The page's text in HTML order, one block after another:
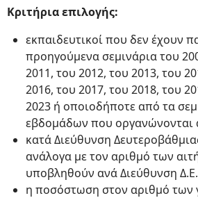
Κριτήρια επιλογής:
εκπαιδευτικοί που δεν έχουν
προηγούμενα σεμινάρια του
2011, του 2012, του 2013, του
2016, του 2017, του 2018, του
2023 ή οποιοδήποτε από τα
εβδομάδων που οργανώνονται
κατά Διεύθυνση
ανάλογα με τον αριθμό των
υποβληθούν ανά Διεύθυνση
η ποσόστωση στον αριθμό των